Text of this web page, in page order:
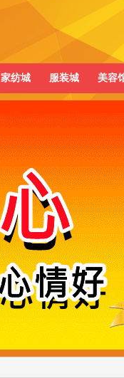
家纺城 服装城 美容